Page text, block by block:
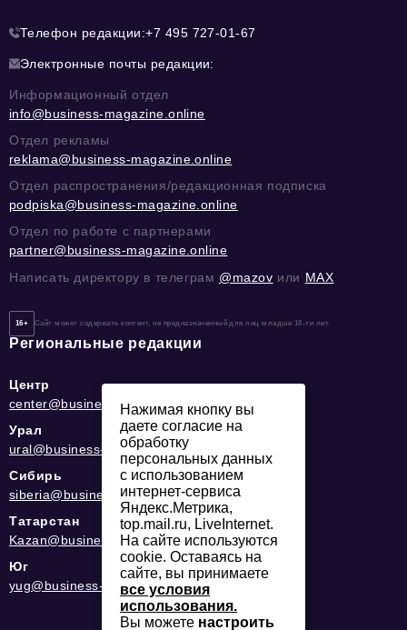
Телефон редакции:+7 495 727-01-67
Электронные почты редакции:
Информационный отдел
info@business-magazine.online
Отдел рекламы
reklama@business-magazine.online
Отдел распространения/редакционная подписка
podpiska@business-magazine.online
Отдел по работе с партнерами
partner@business-magazine.online
Написать директору в телеграм @mazov или MAX
16+ Сайт может содержать контент, не предназначенный для лиц младше 16-ти лет.
Региональные редакции
Центр
center@business-magazine.online
Урал
ural@business-magazine.online
Сибирь
siberia@business-magazine.online
Татарстан
Kazan@business-magazine.online
Юг
yug@business-magazine.online
Нажимая кнопку вы
даете согласие на
обработку
персональных данных
с использованием
интернет-сервиса
Яндекс.Метрика,
top.mail.ru, LiveInternet.
На сайте используются
cookie. Оставаясь на
сайте, вы принимаете
все условия
использования.
Вы можете настроить